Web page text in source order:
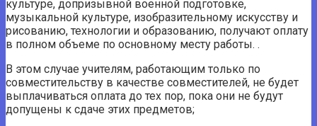
культуре, допризывной военной подготовке,
музыкальной культуре, изобразительному искусству и
рисованию, технологии и образованию, получают оплату
в полном объеме по основному месту работы. .
В этом случае учителям, работающим только по
совместительству в качестве совместителей, не будет
выплачиваться оплата до тех пор, пока они не будут
допущены к сдаче этих предметов;